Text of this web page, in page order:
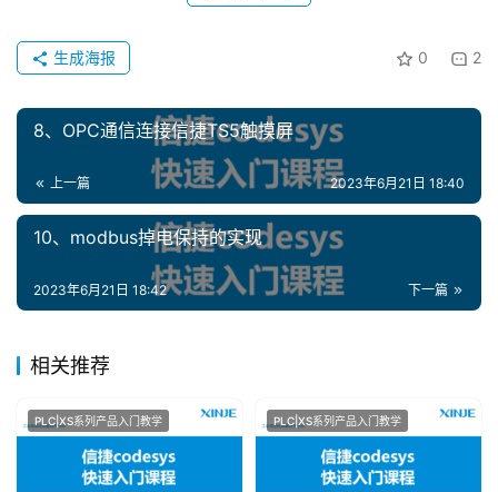
页
网
课
堂
0 2
生成海报
8、OPC通信连接信捷TS5触摸屏
上一篇 2023年6月21日 18:40
10、modbus掉电保持的实现
下一篇
2023年6月21日 18:42
相关推荐
PLC|XS系列产品入门教学 PLC|XS系列产品入门教学